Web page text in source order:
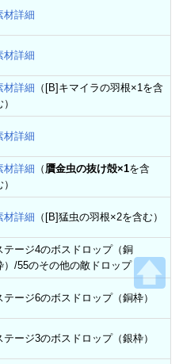
材詳細
材詳細
材詳細 （[B]キマイラの羽根×1を含
材詳細
材詳細 （ 贋金虫の抜け殻×1を含
材詳細 （[B]猛虫の羽根×2を含む）
テージ4のボスドロップ（銅
）/55のその他の敵ドロップ
テージ6のボスドロップ（銅枠）
テージ3のボスドロップ（銀枠）